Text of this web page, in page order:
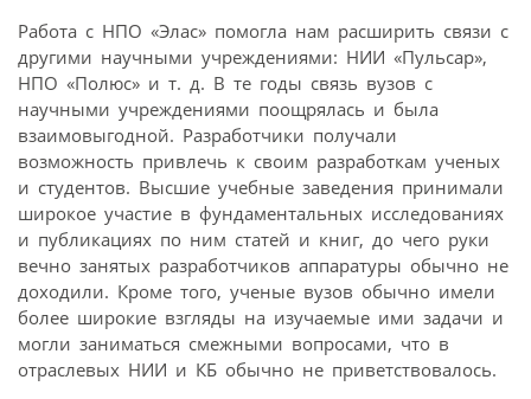
Работа с НПО «Элас» помогла нам расширить связи с
другими научными учреждениями: НИИ «Пульсар»,
НПО «Полюс» и т. д. В те годы связь вузов с
научными учреждениями поощрялась и была
взаимовыгодной. Разработчики получали
возможность привлечь к своим разработкам ученых
и студентов. Высшие учебные заведения принимали
широкое участие в фундаментальных исследованиях
и публикациях по ним статей и книг, до чего руки
вечно занятых разработчиков аппаратуры обычно не
доходили. Кроме того, ученые вузов обычно имели
более широкие взгляды на изучаемые ими задачи и
могли заниматься смежными вопросами, что в
отраслевых НИИ и КБ обычно не приветствовалось.